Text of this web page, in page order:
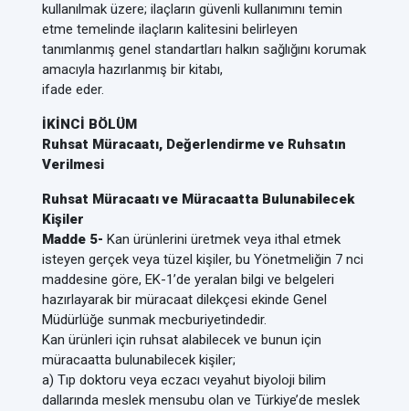
kullanılmak üzere; ilaçların güvenli kullanımını temin
etme temelinde ilaçların kalitesini belirleyen
tanımlanmış genel standartları halkın sağlığını korumak
amacıyla hazırlanmış bir kitabı,
ifade eder.
İKİNCİ BÖLÜM
Ruhsat Müracaatı, Değerlendirme ve Ruhsatın
Verilmesi
Ruhsat Müracaatı ve Müracaatta Bulunabilecek
Kişiler
Madde 5- Kan ürünlerini üretmek veya ithal etmek
isteyen gerçek veya tüzel kişiler, bu Yönetmeliğin 7 nci
maddesine göre, EK-1’de yeralan bilgi ve belgeleri
hazırlayarak bir müracaat dilekçesi ekinde Genel
Müdürlüğe sunmak mecburiyetindedir.
Kan ürünleri için ruhsat alabilecek ve bunun için
müracaatta bulunabilecek kişiler;
a) Tıp doktoru veya eczacı veyahut biyoloji bilim
dallarında meslek mensubu olan ve Türkiye’de meslek